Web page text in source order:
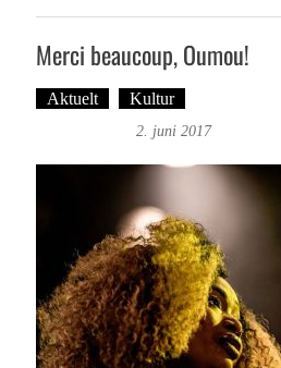
Merci beaucoup, Oumou!
Aktuelt Kultur
2. juni 2017